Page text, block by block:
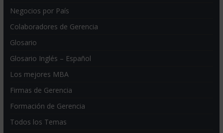
Negocios por País
Colaboradores de Gerencia
Glosario
Glosario Inglés – Español
Los mejores MBA
Firmas de Gerencia
Formación de Gerencia
Todos los Temas